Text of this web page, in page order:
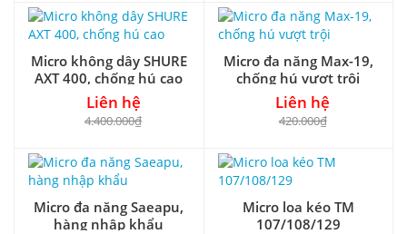
Micro không dây SHURE
AXT 400, chống hú cao
Liên hệ
4.400.000₫
Micro đa năng Max-19,
chống hú vượt trội
Liên hệ
420.000₫
Micro đa năng Saeapu,
hàng nhập khẩu
Micro loa kéo TM
107/108/129